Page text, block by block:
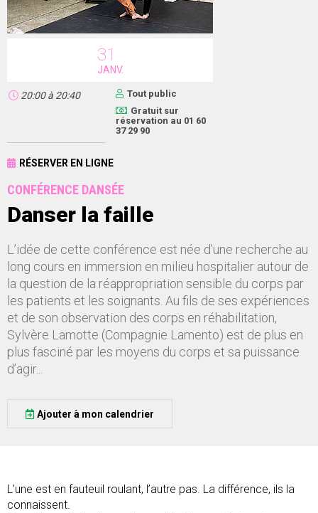
31
JANV.
20:00à 20:40
Tout public
Gratuit sur
réservation au 01 60
37 29 90
RÉSERVER EN LIGNE
CONFÉRENCE DANSÉE
Danser la faille
L’idée de cette conférence est née d’une recherche au
long cours en immersion en milieu hospitalier autour de
la question de la réappropriation sensible du corps par
les patients et les soignants. Au fils de ses expériences
et de son observation des corps en réhabilitation,
Sylvère Lamotte (Compagnie Lamento) est de plus en
plus fasciné par les moyens du corps et sa puissance
d’agir...
Ajouter à mon calendrier
L’une est en fauteuil roulant, l’autre pas. La différence, ils la
connaissent.